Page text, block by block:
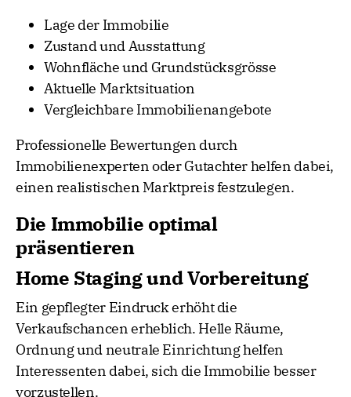
Lage der Immobilie
Zustand und Ausstattung
Wohnfläche und Grundstücksgrösse
Aktuelle Marktsituation
Vergleichbare Immobilienangebote
Professionelle Bewertungen durch
Immobilienexperten oder Gutachter helfen dabei,
einen realistischen Marktpreis festzulegen.
Die Immobilie optimal
präsentieren
Home Staging und Vorbereitung
Ein gepflegter Eindruck erhöht die
Verkaufschancen erheblich. Helle Räume,
Ordnung und neutrale Einrichtung helfen
Interessenten dabei, sich die Immobilie besser
vorzustellen.